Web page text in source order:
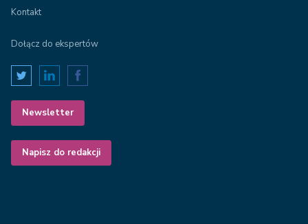
Kontakt
Dołącz do ekspertów
Newsletter
Napisz do redakcji